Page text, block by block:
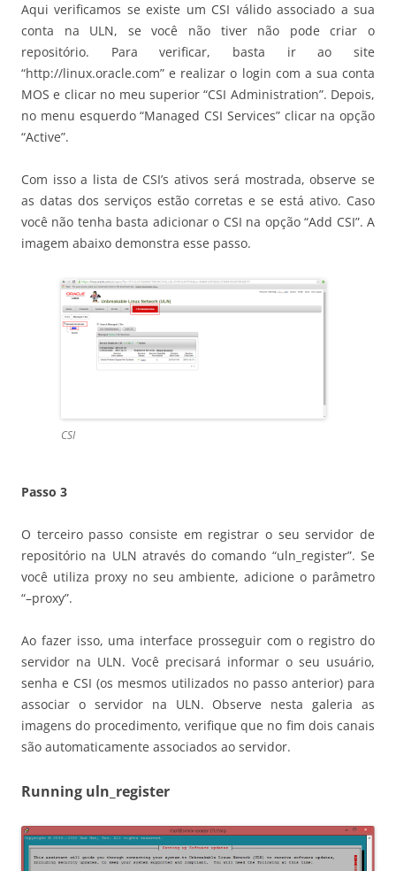
Aqui verificamos se existe um CSI válido associado a sua
conta na ULN, se você não tiver não pode criar o
repositório. Para verificar, basta ir ao site
“http://linux.oracle.com” e realizar o login com a sua conta
MOS e clicar no meu superior “CSI Administration”. Depois,
no menu esquerdo “Managed CSI Services” clicar na opção
“Active”.
Com isso a lista de CSI’s ativos será mostrada, observe se
as datas dos serviços estão corretas e se está ativo. Caso
você não tenha basta adicionar o CSI na opção “Add CSI”. A
imagem abaixo demonstra esse passo.
CSI
Passo 3
O terceiro passo consiste em registrar o seu servidor de
repositório na ULN através do comando “uln_register”. Se
você utiliza proxy no seu ambiente, adicione o parâmetro
“–proxy”.
Ao fazer isso, uma interface prosseguir com o registro do
servidor na ULN. Você precisará informar o seu usuário,
senha e CSI (os mesmos utilizados no passo anterior) para
associar o servidor na ULN. Observe nesta galeria as
imagens do procedimento, verifique que no fim dois canais
são automaticamente associados ao servidor.
Running uln_register